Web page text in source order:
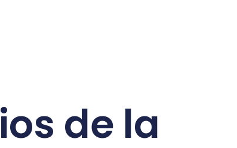
de la